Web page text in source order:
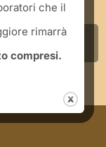
che il
rimarrà
compresi.